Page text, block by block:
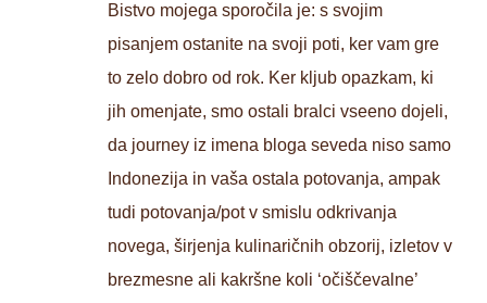
Bistvo mojega sporočila je: s svojim
pisanjem ostanite na svoji poti, ker vam gre
to zelo dobro od rok. Ker kljub opazkam, ki
jih omenjate, smo ostali bralci vseeno dojeli,
da journey iz imena bloga seveda niso samo
Indonezija in vaša ostala potovanja, ampak
tudi potovanja/pot v smislu odkrivanja
novega, širjenja kulinaričnih obzorij, izletov v
brezmesne ali kakršne koli ‘očiščevalne’